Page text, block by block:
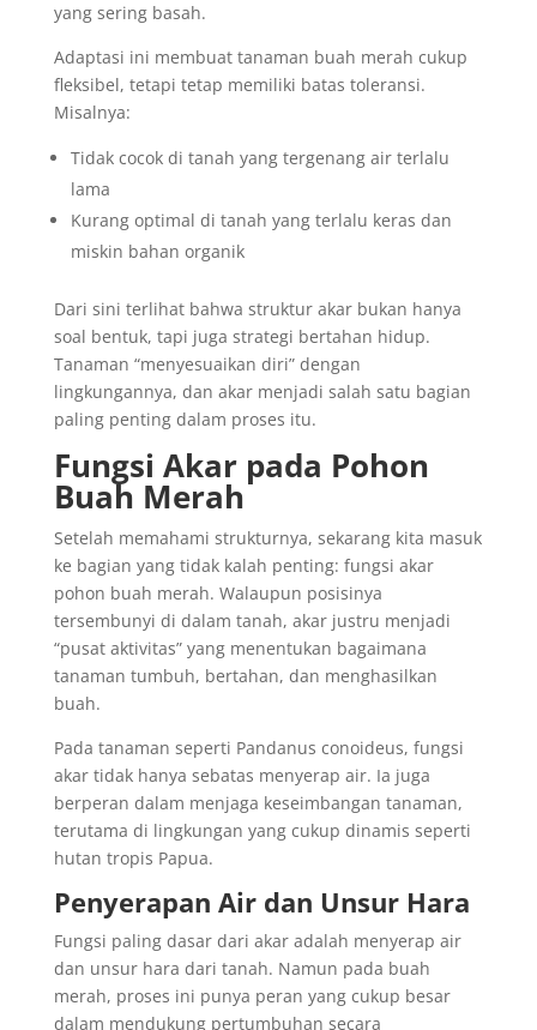
yang sering basah.
Adaptasi ini membuat tanaman buah merah cukup
fleksibel, tetapi tetap memiliki batas toleransi.
Misalnya:
Tidak cocok di tanah yang tergenang air terlalu
lama
Kurang optimal di tanah yang terlalu keras dan
miskin bahan organik
Dari sini terlihat bahwa struktur akar bukan hanya
soal bentuk, tapi juga strategi bertahan hidup.
Tanaman “menyesuaikan diri” dengan
lingkungannya, dan akar menjadi salah satu bagian
paling penting dalam proses itu.
Fungsi Akar pada Pohon
Buah Merah
Setelah memahami strukturnya, sekarang kita masuk
ke bagian yang tidak kalah penting: fungsi akar
pohon buah merah. Walaupun posisinya
tersembunyi di dalam tanah, akar justru menjadi
“pusat aktivitas” yang menentukan bagaimana
tanaman tumbuh, bertahan, dan menghasilkan
buah.
Pada tanaman seperti Pandanus conoideus, fungsi
akar tidak hanya sebatas menyerap air. Ia juga
berperan dalam menjaga keseimbangan tanaman,
terutama di lingkungan yang cukup dinamis seperti
hutan tropis Papua.
Penyerapan Air dan Unsur Hara
Fungsi paling dasar dari akar adalah menyerap air
dan unsur hara dari tanah. Namun pada buah
merah, proses ini punya peran yang cukup besar
dalam mendukung pertumbuhan secara